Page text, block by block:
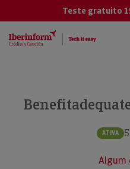
Teste gratuito
ATIVA
Algum